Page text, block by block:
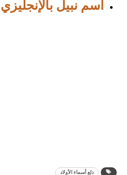
اسم نبيل بالإنجليزي
دلع أسماء الأولاد